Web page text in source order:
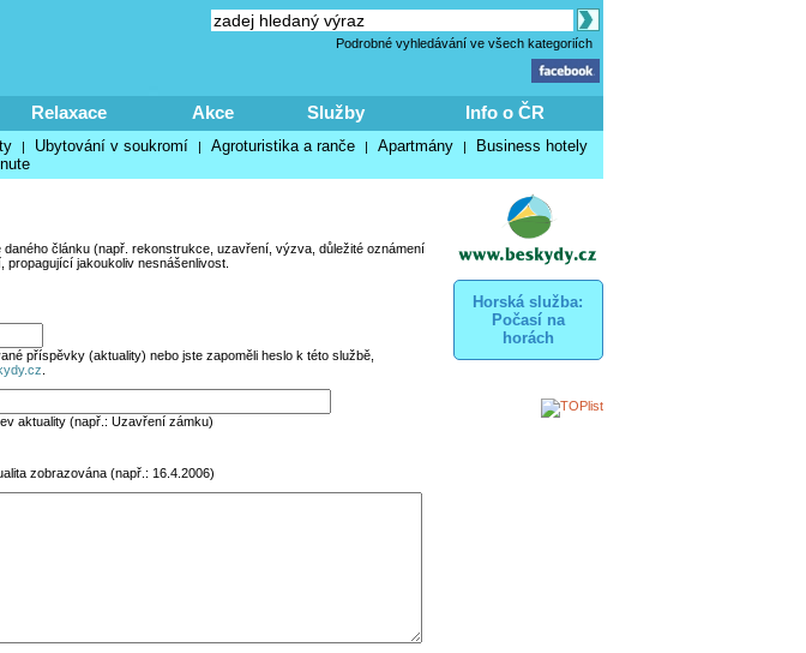
Podrobné vyhledávání ve všech kategoriích
Relaxace Akce Služby Info o ČR
| Ubytování v soukromí | Agroturistika a ranče | Apartmány | Business hotely
Horská služba:
Počasí na
horách
článku (např. rekonstrukce, uzavření, výzva, důležité oznámení
jakoukoliv nesnášenlivost.
příspěvky (aktuality) nebo jste zapoměli heslo k této službě,
aktuality (např.: Uzavření zámku)
zobrazována (např.: 16.4.2006)